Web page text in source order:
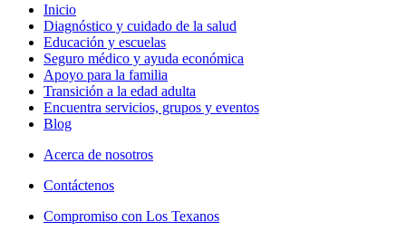
Inicio
Diagnóstico y cuidado de la salud
Educación y escuelas
Seguro médico y ayuda económica
Apoyo para la familia
Transición a la edad adulta
Encuentra servicios, grupos y eventos
Blog
Acerca de nosotros
Contáctenos
Compromiso con Los Texanos